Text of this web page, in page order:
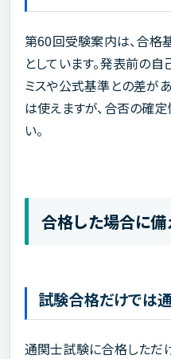
第60回受験案内は、合格
としています。発表前の
ミスや公式基準との差が
は使えますが、合否の確
い。
合格した場合に備
試験合格だけでは
通関士試験に合格しただ